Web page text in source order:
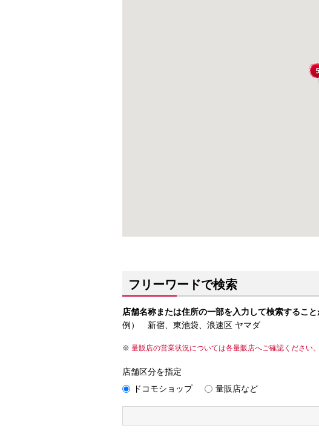
フリーワードで検索
店舗名称または住所の一部を入力して検索すること
例） 新宿、東池袋、浪速区 ヤマダ
量販店の営業状況については各量販店へご確認ください。
店舗区分を指定
ドコモショップ
量販店など